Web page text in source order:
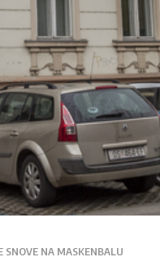
SNOVE NA MASKENBALU